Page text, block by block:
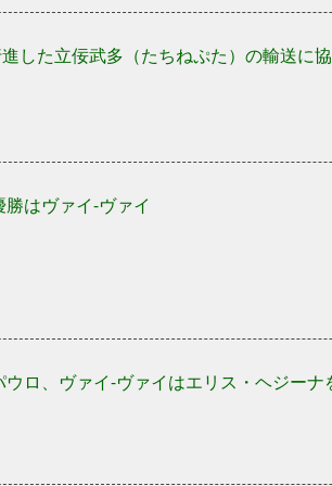
した立佞武多（たちねぷた）の輸送に
はヴァイ-ヴァイ
ロ、ヴァイ-ヴァイはエリス・ヘジーナ